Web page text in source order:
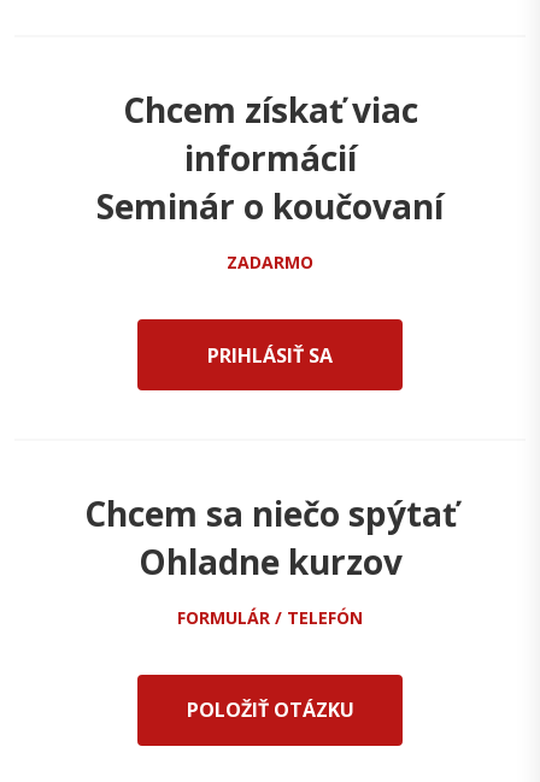
Chcem získať viac
informácií
Seminár o koučovaní
ZADARMO
PRIHLÁSIŤ SA
Chcem sa niečo spýtať
Ohladne kurzov
FORMULÁR / TELEFÓN
POLOŽIŤ OTÁZKU